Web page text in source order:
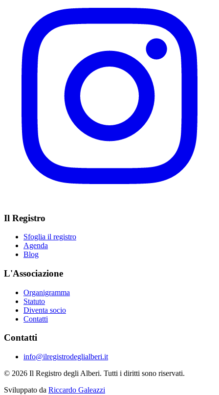
Il Registro
Sfoglia il registro
Agenda
Blog
L'Associazione
Organigramma
Statuto
Diventa socio
Contatti
Contatti
info@ilregistrodeglialberi.it
© 2026 Il Registro degli Alberi. Tutti i diritti sono riservati.
Sviluppato da Riccardo Galeazzi